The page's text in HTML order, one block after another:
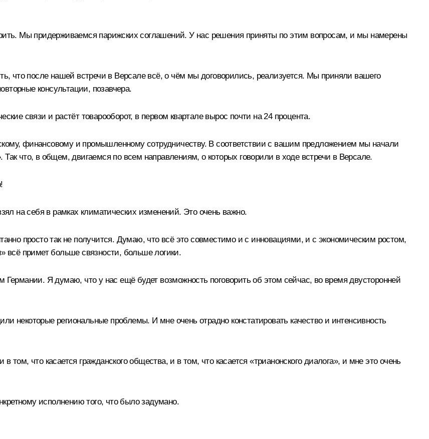
Мы придерживаемся парижских соглашений. У нас решения приняты по этим вопросам, и мы намерены
что после нашей встречи в Версале всё, о чём мы договорились, реализуется. Мы приняли вашего
консультации, позавчера.
связи и растёт товарооборот, в первом квартале вырос почти на 24 процента.
финансовому и промышленному сотрудничеству. В соответствии с вашим предложением мы начали
что, в общем, двигаемся по всем направлениям, о которых говорили в ходе встречи в Версале.
на себя в рамках климатических изменений. Это очень важно.
просто так не получится. Думаю, что всё это совместимо и с инновациями, и с экономическим ростом,
всё примет больше связности, больше логики.
Я думаю, что у нас ещё будет возможность поговорить об этом сейчас, во время двусторонней
некоторые региональные проблемы. И мне очень отрадно констатировать качество и интенсивность
что касается гражданского общества, и в том, что касается «трианонского диалога», и мне это очень
исполнению того, что было задумано.